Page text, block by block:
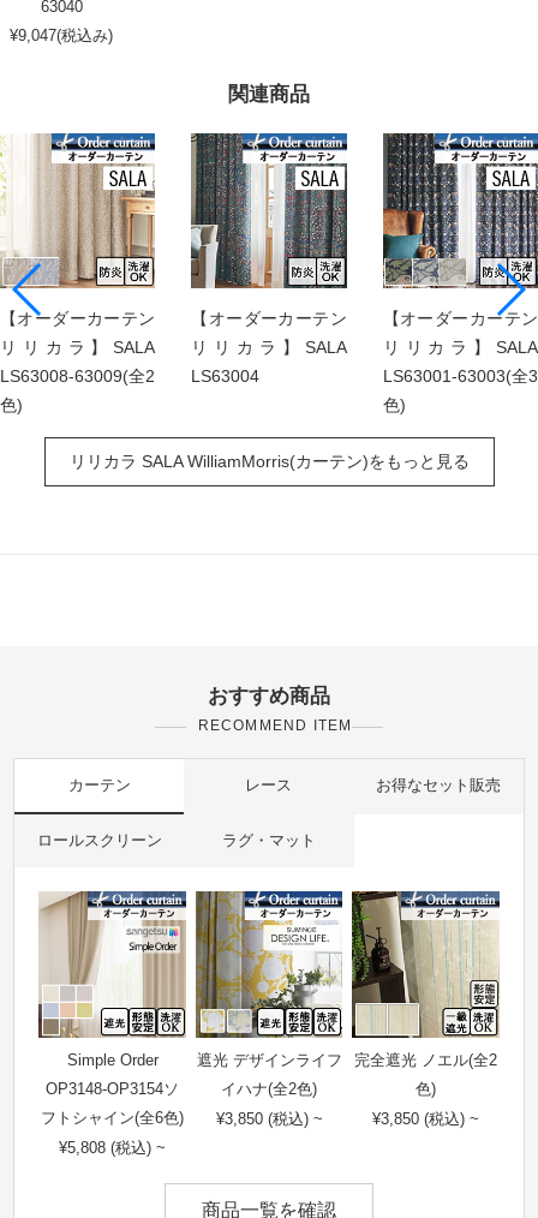
関連商品
【オーダーカーテン
リリカラ】SALA
LS63008-63009(全2
色)
【オーダーカーテン
リリカラ】SALA
LS63004
【オーダーカーテン
リリカラ】SALA
LS63001-63003(全3
色)
リリカラ SALA WilliamMorris(カーテン)をもっと見る
63040
¥9,047(税込み)
おすすめ商品
RECOMMEND ITEM
カーテン レース お得なセット販売
ロールスクリーン ラグ・マット
Simple Order
OP3148-OP3154ソ
フトシャイン(全6色)
¥5,808 (税込) ~
遮光 デザインライフ
イハナ(全2色)
¥3,850 (税込) ~
完全遮光 ノエル(全2
色)
¥3,850 (税込) ~
商品一覧を確認